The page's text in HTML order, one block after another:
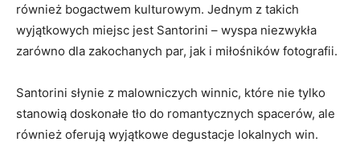
⁢również bogactwem kulturowym. Jednym z takich
wyjątkowych miejsc jest Santorini⁢ – wyspa niezwykła
zarówno dla zakochanych par, jak i miłośników fotografii.
Santorini ​słynie z‍ malowniczych‌ winnic, które nie tylko⁣
stanowią doskonałe tło do romantycznych spacerów, ale
również‌ oferują wyjątkowe ‍degustacje lokalnych win.